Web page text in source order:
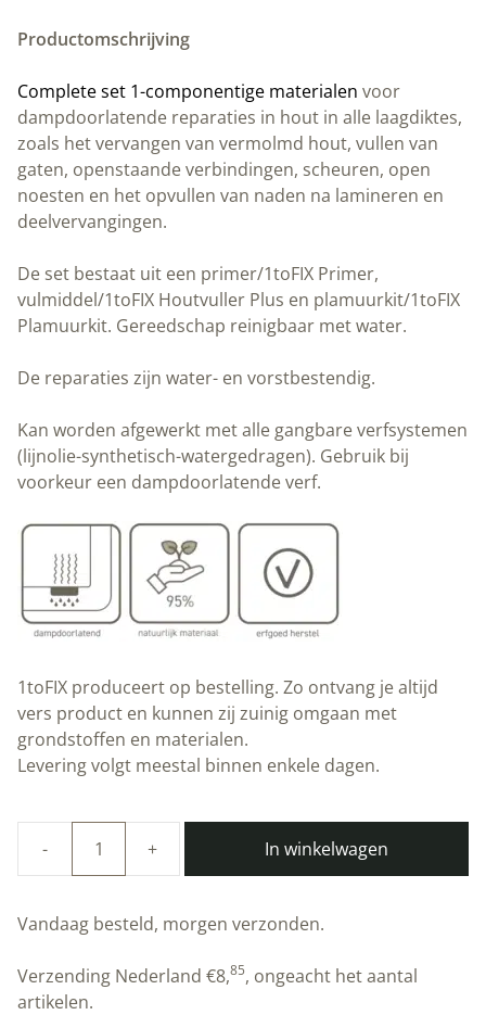
Productomschrijving
Complete set 1-componentige materialen voor
dampdoorlatende reparaties in hout in alle laagdiktes,
zoals het vervangen van vermolmd hout, vullen van
gaten, openstaande verbindingen, scheuren, open
noesten en het opvullen van naden na lamineren en
deelvervangingen.
De set bestaat uit een primer/1toFIX Primer,
vulmiddel/1toFIX Houtvuller Plus en plamuurkit/1toFIX
Plamuurkit. Gereedschap reinigbaar met water.
De reparaties zijn water- en vorstbestendig.
Kan worden afgewerkt met alle gangbare verfsystemen
(lijnolie-synthetisch-watergedragen). Gebruik bij
voorkeur een dampdoorlatende verf.
1toFIX produceert op bestelling. Zo ontvang je altijd
vers product en kunnen zij zuinig omgaan met
grondstoffen en materialen.
Levering volgt meestal binnen enkele dagen.
Startpakket
natuurlijk
anti-
rot
In winkelwagen
Vandaag besteld, morgen verzonden.
Verzending Nederland €8,85, ongeacht het aantal
artikelen.